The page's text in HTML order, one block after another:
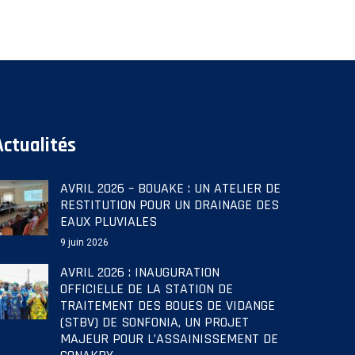
AVRIL 2026 – BOUAKE : UN ATELIER DE
RESTITUTION POUR UN DRAINAGE DES
EAUX PLUVIALES
9 juin 2026
AVRIL 2026 : INAUGURATION
OFFICIELLE DE LA STATION DE
TRAITEMENT DES BOUES DE VIDANGE
(STBV) DE SONFONIA, UN PROJET
MAJEUR POUR L’ASSAINISSEMENT DE